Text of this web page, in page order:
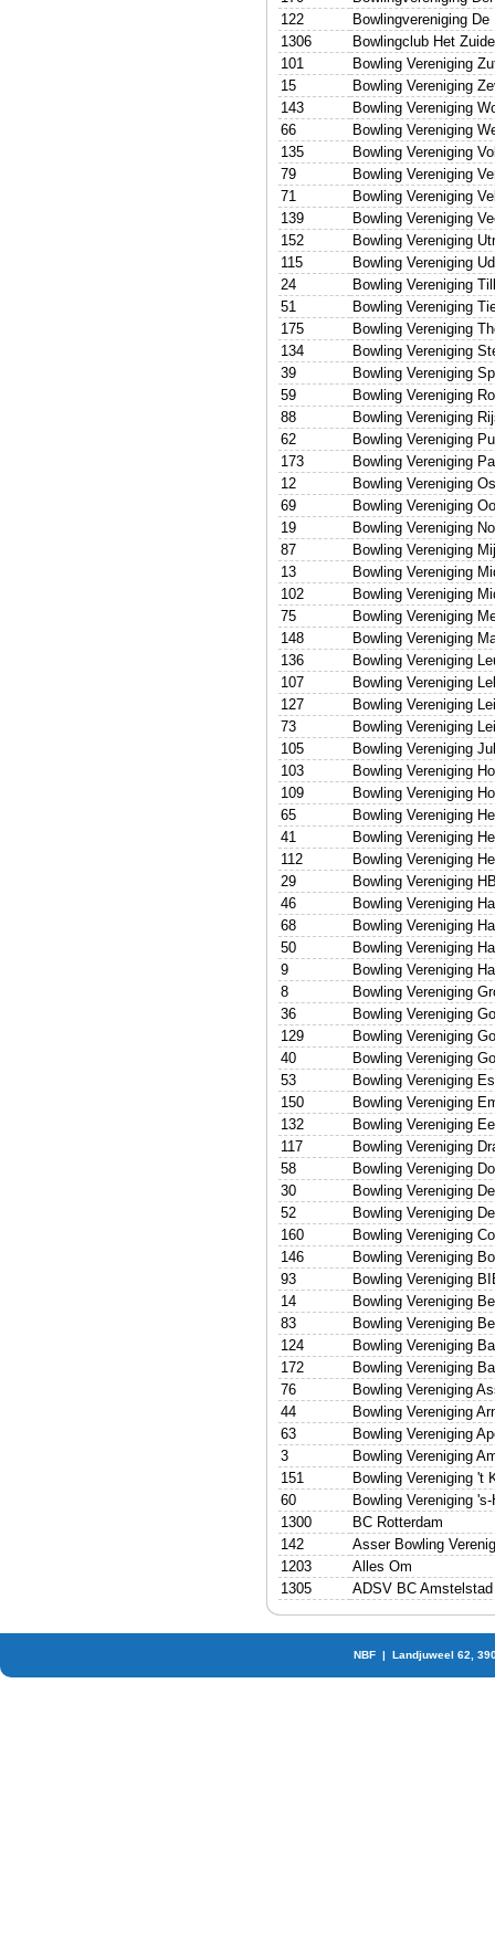
122
Bowlingvereniging De
1306
Bowlingclub Het
101
Bowling Vereniging
15
Bowling Vereniging
143
Bowling Vereniging
66
Bowling Vereniging
135
Bowling Vereniging
79
Bowling Vereniging
71
Bowling Vereniging
139
Bowling Vereniging
152
Bowling Vereniging
115
Bowling Vereniging
24
Bowling Vereniging
51
Bowling Vereniging
175
Bowling Vereniging
134
Bowling Vereniging
39
Bowling Vereniging
59
Bowling Vereniging
88
Bowling Vereniging
62
Bowling Vereniging
173
Bowling Vereniging
12
Bowling Vereniging
69
Bowling Vereniging
19
Bowling Vereniging
87
Bowling Vereniging
13
Bowling Vereniging
102
Bowling Vereniging
75
Bowling Vereniging
148
Bowling Vereniging
136
Bowling Vereniging
107
Bowling Vereniging
127
Bowling Vereniging
73
Bowling Vereniging
105
Bowling Vereniging
103
Bowling Vereniging
109
Bowling Vereniging
65
Bowling Vereniging
41
Bowling Vereniging
112
Bowling Vereniging
29
Bowling Vereniging
46
Bowling Vereniging
68
Bowling Vereniging
50
Bowling Vereniging
9
Bowling Vereniging
8
Bowling Vereniging
36
Bowling Vereniging
129
Bowling Vereniging
40
Bowling Vereniging
53
Bowling Vereniging
150
Bowling Vereniging
132
Bowling Vereniging
117
Bowling Vereniging
58
Bowling Vereniging
30
Bowling Vereniging
52
Bowling Vereniging
160
Bowling Vereniging
146
Bowling Vereniging
93
Bowling Vereniging
14
Bowling Vereniging
83
Bowling Vereniging
124
Bowling Vereniging
172
Bowling Vereniging
76
Bowling Vereniging
44
Bowling Vereniging
63
Bowling Vereniging
3
Bowling Vereniging
151
Bowling Vereniging 't
60
Bowling Vereniging
1300
BC Rotterdam
142
Asser Bowling
1203
Alles Om
1305
ADSV BC Amstelstad
NBF | Landjuweel 62,